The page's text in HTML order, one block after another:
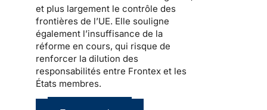
et plus largement le contrôle des
frontières de l’UE. Elle souligne
également l’insuffisance de la
réforme en cours, qui risque de
renforcer la dilution des
responsabilités entre Frontex et les
États membres.